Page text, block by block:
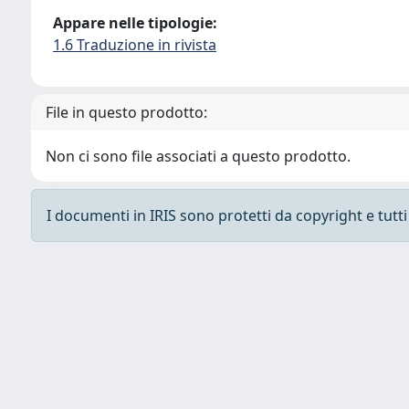
Appare nelle tipologie:
1.6 Traduzione in rivista
File in questo prodotto:
Non ci sono file associati a questo prodotto.
I documenti in IRIS sono protetti da copyright e